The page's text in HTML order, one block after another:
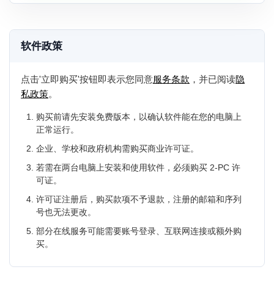
软件政策
点击'立即购买'按钮即表示您同意服务条款 ，并已阅读隐
私政策。
购买前请先安装免费版本，以确认软件能在您的电脑上
正常运行。
企业、学校和政府机构需购买商业许可证。
若需在两台电脑上安装和使用软件，必须购买 2-PC 许
可证。
许可证注册后，购买款项不予退款，注册的邮箱和序列
号也无法更改。
部分在线服务可能需要账号登录、互联网连接或额外购
买。